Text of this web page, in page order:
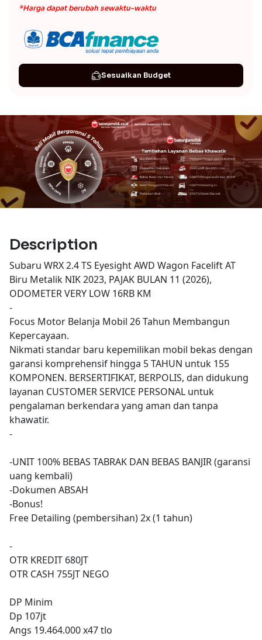
*Harga dapat berubah sewaktu-waktu
Sesuaikan Budget
Description
Subaru WRX 2.4 TS Eyesight AWD Wagon Facelift AT
Biru Metalik NIK 2023, PAJAK BULAN 11 (2026),
ODOMETER VERY LOW 16RB KM
-
Focus Motor Belanja Mobil 26 Tahun Membangun
Kepercayaan.
Nikmati standar baru kepemilikan mobil bekas dengan
garansi komprehensif hingga 5 TAHUN untuk 155
KOMPONEN. BERSERTIFIKAT, BERPOLIS, dan didukung
layanan CUSTOMER SERVICE PERSONAL untuk
pengalaman berkendara yang aman dan tanpa
khawatir.
-
-UNIT 100% BEBAS TABRAK DAN BEBAS BANJIR (garansi
uang kembali)
-Dokumen ABSAH
-Bonus!
Free Detailing (pembersihan) 2x (1 tahun)
-
OTR KREDIT 680JT
OTR CASH 755JT NEGO
DP Minim
Dp 107jt
Angs 19.464.000 x47 tlo